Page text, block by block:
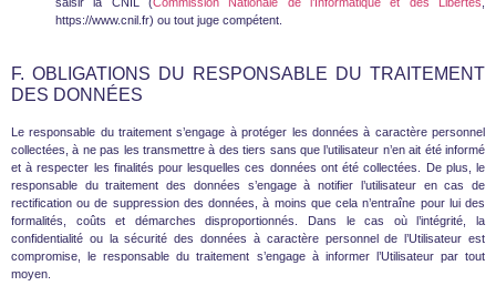
https://www.cnil.fr) ou tout juge compétent.
F. OBLIGATIONS DU RESPONSABLE DU TRAITEMENT
DES DONNÉES
Le responsable du traitement s’engage à protéger les données à caractère personnel
collectées, à ne pas les transmettre à des tiers sans que l’utilisateur n’en ait été informé
et à respecter les finalités pour lesquelles ces données ont été collectées. De plus, le
responsable du traitement des données s’engage à notifier l’utilisateur en cas de
rectification ou de suppression des données, à moins que cela n’entraîne pour lui des
formalités, coûts et démarches disproportionnés. Dans le cas où l’intégrité, la
confidentialité ou la sécurité des données à caractère personnel de l’Utilisateur est
compromise, le responsable du traitement s’engage à informer l’Utilisateur par tout
moyen.